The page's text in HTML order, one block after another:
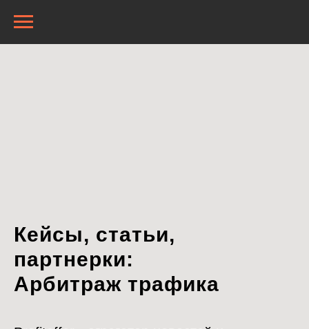
Кейсы, статьи,
партнерки:
Арбитраж трафика